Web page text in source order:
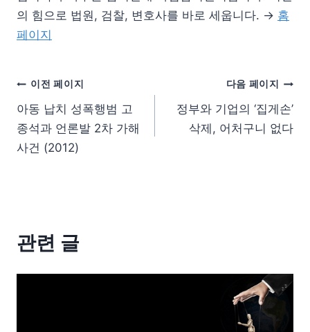
의 힘으로 법원, 검찰, 변호사를 바로 세웁니다. → 홈
페이지
이전 페이지
아동 납치 성폭행범 고
종석과 언론발 2차 가해
사건 (2012)
다음 페이지
정부와 기업의 ‘집게손’
삭제, 어처구니 없다
관련 글